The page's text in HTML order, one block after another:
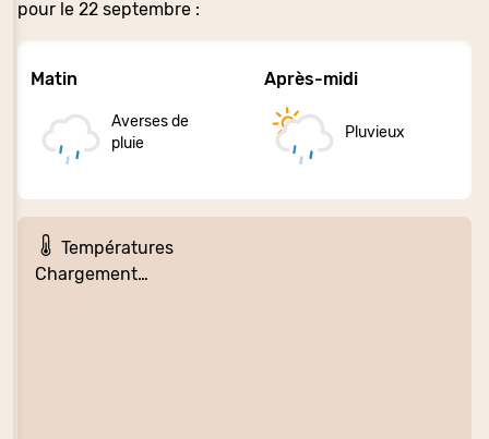
pour le 22 septembre :
Matin
Averses de
pluie
Après-midi
Pluvieux
Températures
Chargement…